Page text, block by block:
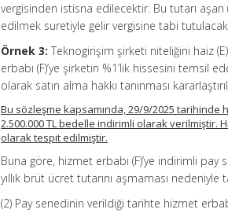
vergisinden istisna edilecektir. Bu tutarı aşan
edilmek suretiyle gelir vergisine tabi
Örnek 3:Teknogirişim şirketi niteliğini haiz
erbabı (F)’ye şirketin %1’lik hissesini temsil
olarak satın alma hakkı tanınması
Bu sözleşme kapsamında, 29/9/2025 tarihinde
2.500.000 TL bedelle indirimli olarak verilmiştir.
olarak tespit edilmiştir.
Buna göre, hizmet erbabı (F)’ye indirimli
yıllık brüt ücret tutarını aşmaması
(2) Pay senedinin verildiği tarihte hizmet